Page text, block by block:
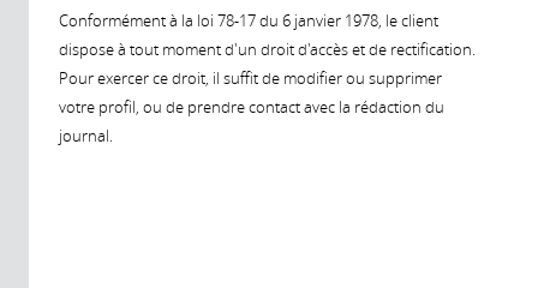
Conformément à la loi 78-17 du 6 janvier 1978, le client
dispose à tout moment d'un droit d'accès et de rectification.
Pour exercer ce droit, il suffit de modifier ou supprimer
votre profil, ou de prendre contact avec la rédaction du
journal.